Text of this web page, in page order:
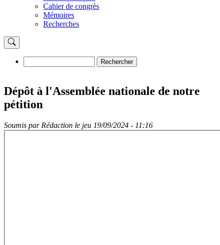
Cahier de congrès
Mémoires
Recherches
Rechercher
Dépôt à l'Assemblée nationale de notre
pétition
Soumis par Rédaction le jeu 19/09/2024 - 11:16